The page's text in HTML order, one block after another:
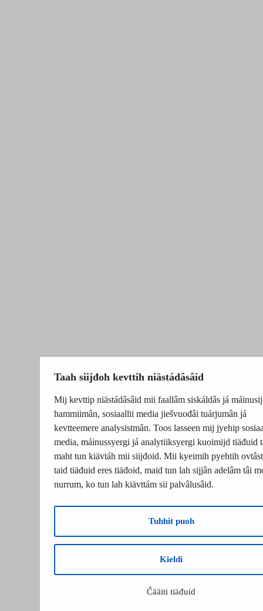
Taah siijđoh kevttih niästádâsâid
Mij kevttip niästádâsâid mii faallâm siskáldâs já máinusij
hammiimân, sosiaallii media jiešvuođâi tuárjumân já
kevtteemere analysistmân. Toos lasseen mij jyehip
media, máinussyergi já analytiiksyergi kuoimijd tiäđuid
maht tun kiävtáh mii siijđoid. Mii kyeimih pyehtih
taid tiäđuid eres tiäđoid, maid tun lah sijjân adelâm tâi
nurrum, ko tun lah kiävttám sii palvâlusâid.
Tuhhit puoh
Kieldi
Čääiti tiäđuid